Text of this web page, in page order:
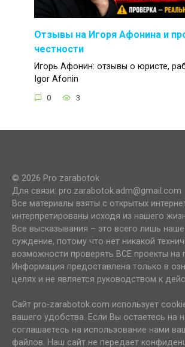
Отзывы на Игоря Афонина и
честности
Игорь Афонин: отзывы о юристе,
Igor Afonin
0 3
© 2026 Pro zarabotok
Для связи: pro.zarabotok.adm@gmail.com
Все материалы взяты с открытых
интерпретированы исходя из нашего
Все высказывания – это всего лишь
суждение, потому что нет никакой
возможности проверять ВСЕ проекты на
Информация предоставлена только в
целях и не является руководством к
Сайт pro-zarabotok.com использует
вашего удобства. Если Вы остаетесь на
соглашаетесь на использование нами
файлов. Наш сайт не передает